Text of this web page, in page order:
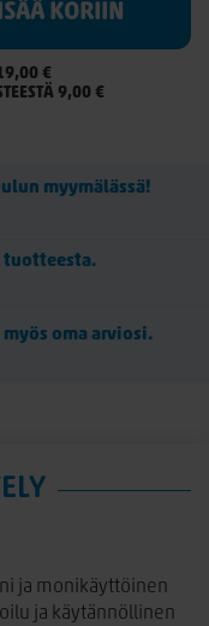
KORIIN
€
9,00 €
myymälässä!
tuotteesta.
oma arviosi.
ja monikäyttöinen
ja käytännöllinen